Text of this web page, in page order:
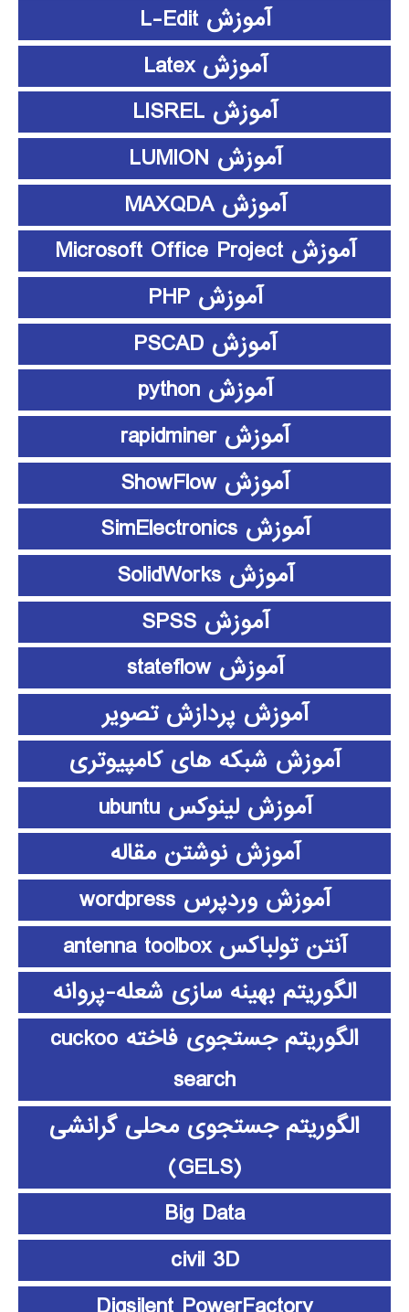
آموزش L-Edit
آموزش Latex
آموزش LISREL
آموزش LUMION
آموزش MAXQDA
آموزش Microsoft Office Project
آموزش PHP
آموزش PSCAD
آموزش python
آموزش rapidminer
آموزش ShowFlow
آموزش SimElectronics
آموزش SolidWorks
آموزش SPSS
آموزش stateflow
آموزش پردازش تصویر
آموزش شبکه های کامپیوتری
آموزش لینوکس ubuntu
آموزش نوشتن مقاله
آموزش وردپرس wordpress
آنتن تولباکس antenna toolbox
الگوریتم بهینه سازی شعله-پروانه
الگوریتم جستجوی فاخته cuckoo
search
الگوریتم جستجوی محلی گرانشی
(GELS)
Big Data
civil 3D